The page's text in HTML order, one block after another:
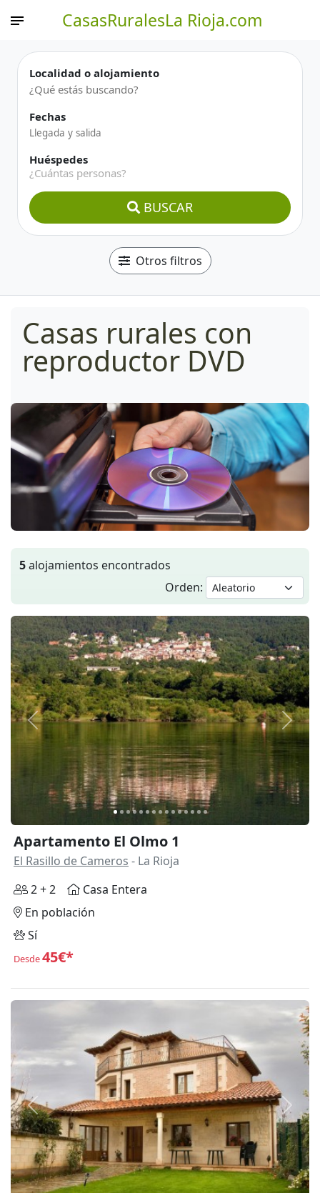
CasasRuralesLa Rioja.com
Localidad o alojamiento
Fechas
Huéspedes
¿Cuántas personas?
BUSCAR
Otros filtros
Casas rurales con
reproductor DVD
5alojamientos encontrados
Orden:
Anterior
Apartamento El Olmo 1
El Rasillo de Cameros - La Rioja
2 + 2
Casa Entera
En población
Sí
Desde45€*
Anterior